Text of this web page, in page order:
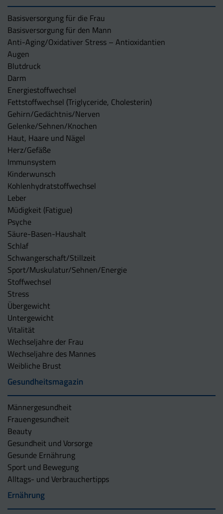
Basisversorgung für die Frau
Basisversorgung für den Mann
Anti-Aging/Oxidativer Stress – Antioxidantien
Augen
Blutdruck
Darm
Energiestoffwechsel
Fettstoffwechsel (Triglyceride, Cholesterin)
Gehirn/Gedächtnis/Nerven
Gelenke/Sehnen/Knochen
Haut, Haare und Nägel
Herz/Gefäße
Immunsystem
Kinderwunsch
Kohlenhydratstoffwechsel
Leber
Müdigkeit (Fatigue)
Psyche
Säure-Basen-Haushalt
Schlaf
Schwangerschaft/Stillzeit
Sport/Muskulatur/Sehnen/Energie
Stoffwechsel
Stress
Übergewicht
Untergewicht
Vitalität
Wechseljahre der Frau
Wechseljahre des Mannes
Weibliche Brust
Gesundheitsmagazin
Männergesundheit
Frauengesundheit
Beauty
Gesundheit und Vorsorge
Gesunde Ernährung
Sport und Bewegung
Alltags- und Verbrauchertipps
Ernährung